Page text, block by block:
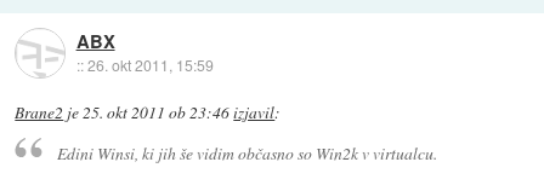
ABX
::26. okt 2011, 15:59
Brane2 je25. okt 2011 ob 23:46izjavil:
Edini Winsi, ki jih še vidim občasno so Win2k v virtualcu.